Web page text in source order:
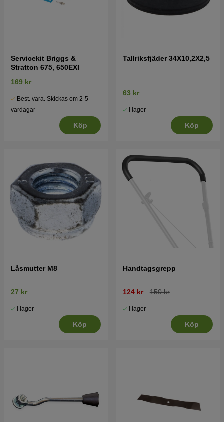
Servicekit Briggs &
Stratton 675, 650EXI
169 kr
Best. vara. Skickas om 2-5
vardagar
Köp
Tallriksfjäder 34X10,2X2,5
63 kr
I lager
Köp
Låsmutter M8
27 kr
I lager
Köp
Handtagsgrepp
124 kr 150 kr
I lager
Köp